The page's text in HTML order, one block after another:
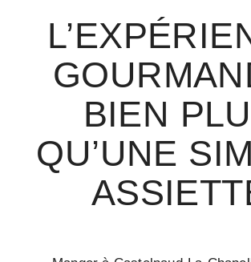
BIEN
QU’UNE